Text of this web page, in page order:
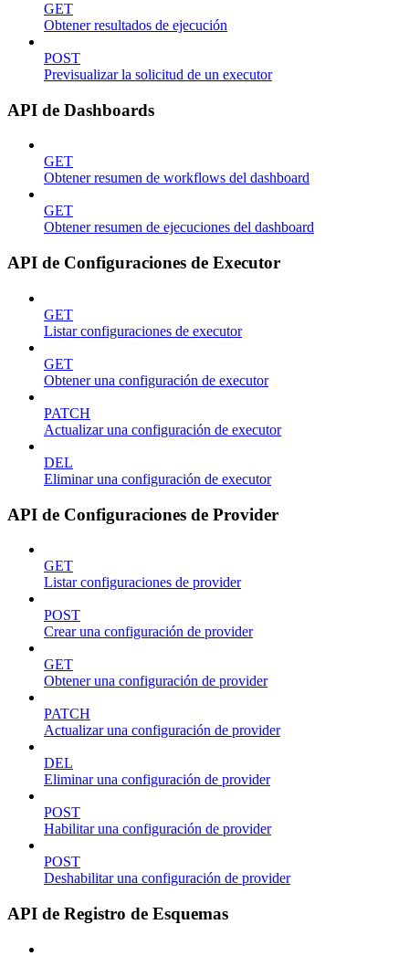
GET
Obtener resultados de ejecución
POST
Previsualizar la solicitud de un executor
API de Dashboards
GET
Obtener resumen de workflows del dashboard
GET
Obtener resumen de ejecuciones del dashboard
API de Configuraciones de Executor
GET
Listar configuraciones de executor
GET
Obtener una configuración de executor
PATCH
Actualizar una configuración de executor
DEL
Eliminar una configuración de executor
API de Configuraciones de Provider
GET
Listar configuraciones de provider
POST
Crear una configuración de provider
GET
Obtener una configuración de provider
PATCH
Actualizar una configuración de provider
DEL
Eliminar una configuración de provider
POST
Habilitar una configuración de provider
POST
Deshabilitar una configuración de provider
API de Registro de Esquemas